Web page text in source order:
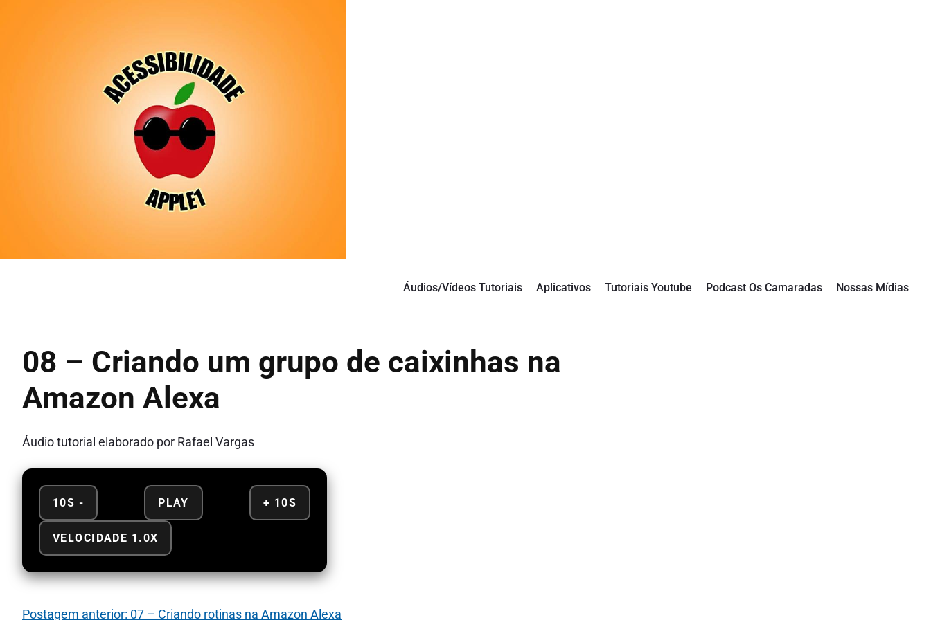
Áudios/Vídeos Tutoriais Aplicativos Tutoriais Youtube Podcast Os Camaradas Nossas Mídias
08 – Criando um grupo de caixinhas na
Amazon Alexa
Áudio tutorial elaborado por Rafael Vargas
10S - PLAY + 10S
VELOCIDADE 1.0X
Postagem anterior: 07 – Criando rotinas na Amazon Alexa